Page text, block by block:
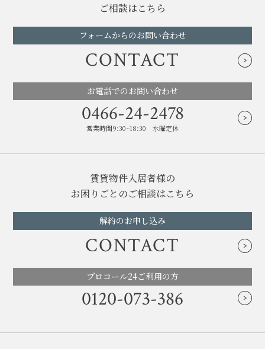
ご相談はこちら
フォームからのお問い合わせ
CONTACT
お電話でのお問い合わせ
0466-24-2478
営業時間9:30~18:30 水曜定休
賃貸物件入居者様の
お困りごとのご相談はこちら
解約のお申し込み
CONTACT
プロコール24ご利用の方
0120-073-386